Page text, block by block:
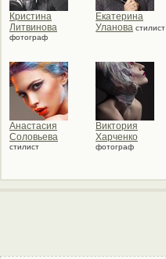
Кристина
Литвинова
фотограф
Екатерина
Уланова стилист
Анастасия
Соловьева
стилист
Виктория
Харченко
фотограф